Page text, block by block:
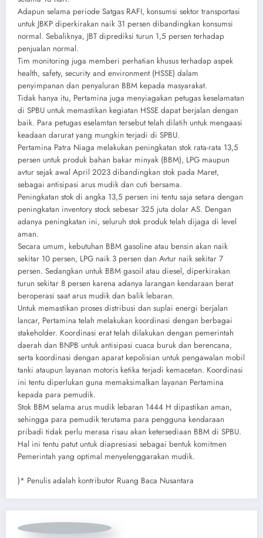
Adapun selama periode Satgas RAFI, konsumsi sektor transportasi
untuk JBKP diperkirakan naik 31 persen dibandingkan konsumsi
normal. Sebaliknya, JBT diprediksi turun 1,5 persen terhadap
penjualan normal.
Tim monitoring juga memberi perhatian khusus terhadap aspek
health, safety, security and environment (HSSE) dalam
penyimpanan dan penyaluran BBM kepada masyarakat.
Tidak hanya itu, Pertamina juga menyiagakan petugas keselamatan
di SPBU untuk memastikan kegiatan HSSE dapat berjalan dengan
baik. Para petugas eselamtan tersebut telah dilatih untuk mengaasi
keadaan darurat yang mungkin terjadi di SPBU.
Pertamina Patra Niaga melakukan peningkatan stok rata-rata 13,5
persen untuk produk bahan bakar minyak (BBM), LPG maupun
avtur sejak awal April 2023 dibandingkan stok pada Maret,
sebagai antisipasi arus mudik dan cuti bersama.
Peningkatan stok di angka 13,5 persen ini tentu saja setara dengan
peningkatan inventory stock sebesar 325 juta dolar AS. Dengan
adanya peningkatan ini, seluruh stok produk telah dijaga di level
aman.
Secara umum, kebutuhan BBM gasoline atau bensin akan naik
sekitar 10 persen, LPG naik 3 persen dan Avtur naik sekitar 7
persen. Sedangkan untuk BBM gasoil atau diesel, diperkirakan
turun sekitar 8 persen karena adanya larangan kendaraan berat
beroperasi saat arus mudik dan balik lebaran.
Untuk memastikan proses distribusi dan suplai energi berjalan
lancar, Pertamina telah melakukan koordinasi dengan berbagai
stakeholder. Koordinasi erat telah dilakukan dengan pemerintah
daerah dan BNPB untuk antisipasi cuaca buruk dan berencana,
serta koordinasi dengan aparat kepolisian untuk pengawalan mobil
tanki ataupun layanan motoris ketika terjadi kemacetan. Koordinasi
ini tentu diperlukan guna memaksimalkan layanan Pertamina
kepada para pemudik.
Stok BBM selama arus mudik lebaran 1444 H dipastikan aman,
sehingga para pemudik terutama para pengguna kendaraan
pribadi tidak perlu merasa risau akan ketersediaan BBM di SPBU.
Hal ini tentu patut untuk diapresiasi sebagai bentuk komitmen
Pemerintah yang optimal menyelenggarakan mudik.
)* Penulis adalah kontributor Ruang Baca Nusantara